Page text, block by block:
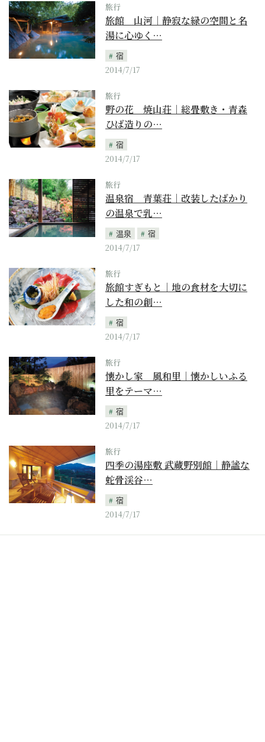
旅行
旅館 山河｜静寂な緑の空間と名
湯に心ゆく…
宿
2014/7/17
旅行
野の花 焼山荘｜総畳敷き・青森
ひば造りの…
宿
2014/7/17
旅行
温泉宿 青葉荘｜改装したばかり
の温泉で乳…
温泉
宿
2014/7/17
旅行
旅館すぎもと｜地の食材を大切に
した和の創…
宿
2014/7/17
旅行
懐かし家 風和里｜懐かしいふる
里をテーマ…
宿
2014/7/17
旅行
四季の湯座敷 武蔵野別館｜静謐な
蛇骨渓谷…
宿
2014/7/17